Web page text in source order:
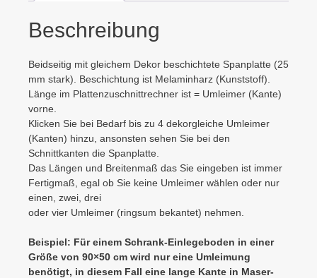
Beschreibung
Beidseitig mit gleichem Dekor beschichtete Spanplatte (25
mm stark). Beschichtung ist Melaminharz (Kunststoff).
Länge im Plattenzuschnittrechner ist = Umleimer (Kante)
vorne.
Klicken Sie bei Bedarf bis zu 4 dekorgleiche Umleimer
(Kanten) hinzu, ansonsten sehen Sie bei den
Schnittkanten die Spanplatte.
Das Längen und Breitenmaß das Sie eingeben ist immer
Fertigmaß, egal ob Sie keine Umleimer wählen oder nur
einen, zwei, drei
oder vier Umleimer (ringsum bekantet) nehmen.
Beispiel: Für einem Schrank-Einlegeboden in einer
Größe von 90×50 cm wird nur eine Umleimung
benötigt, in diesem Fall eine lange Kante in Maser-